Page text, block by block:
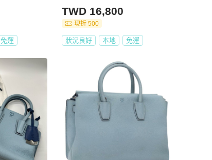
免運
TWD 16,800
現折 500
狀況良好 本地 免運